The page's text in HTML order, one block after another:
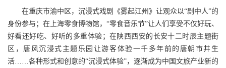
在重庆市渝中区，沉浸式戏剧《雾起江州》让观众以“剧中人”的
身份参与；在上海零食博物馆，“零食音乐节”让人们享受不仅好玩、
好看还好吃、好听的多重体验；在陕西西安的长安十二时辰主题街
区，唐风沉浸式主题乐园让游客体验一千多年前的唐朝市井生
活……各种形式和创意的“沉浸式体验”，逐渐成为中国文旅产业新的